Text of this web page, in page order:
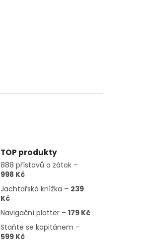
TOP produkty
888 přístavů a zátok –
998 Kč
Jachtařská knížka – 239
Kč
Navigační plotter –179 Kč
Staňte se kapitánem –
599 Kč